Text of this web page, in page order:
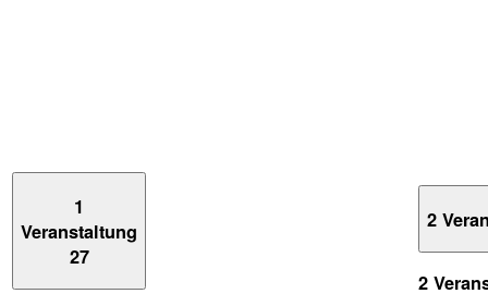
1
Veranstaltung
27
2
2